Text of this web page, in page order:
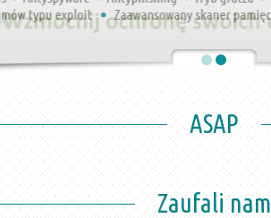
ASAP
Zaufali nam